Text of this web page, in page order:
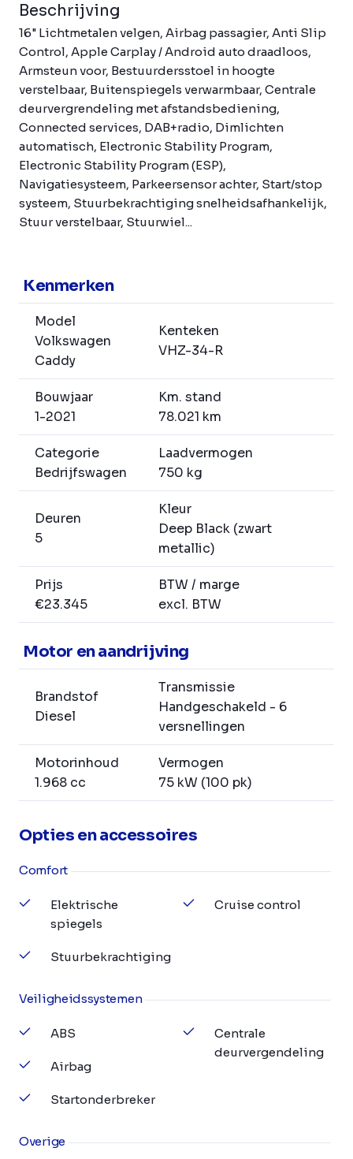
Beschrijving
16" Lichtmetalen velgen, Airbag passagier, Anti Slip
Control, Apple Carplay / Android auto draadloos,
Armsteun voor, Bestuurdersstoel in hoogte
verstelbaar, Buitenspiegels verwarmbaar, Centrale
deurvergrendeling met afstandsbediening,
Connected services, DAB+radio, Dimlichten
automatisch, Electronic Stability Program,
Electronic Stability Program (ESP),
Navigatiesysteem, Parkeersensor achter, Start/stop
systeem, Stuurbekrachtiging snelheidsafhankelijk,
Stuur verstelbaar, Stuurwiel...
Kenmerken
Model
Volkswagen
Caddy
Kenteken
VHZ-34-R
Bouwjaar
1-2021
Km. stand
78.021 km
Categorie
Bedrijfswagen
Laadvermogen
750 kg
Deuren
5
Kleur
Deep Black (zwart
metallic)
Prijs
€23.345
BTW / marge
excl. BTW
Motor en aandrijving
Brandstof
Diesel
Transmissie
Handgeschakeld - 6
versnellingen
Motorinhoud
1.968 cc
Vermogen
75 kW (100 pk)
Opties en accessoires
Comfort
Elektrische
spiegels
Stuurbekrachtiging
Cruise control
Veiligheidssystemen
ABS
Airbag
Startonderbreker
Centrale
deurvergendeling
Overige